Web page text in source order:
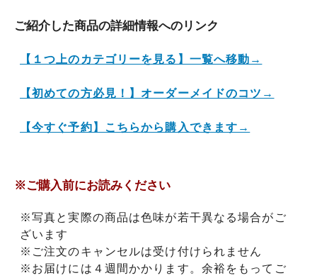
ご紹介した商品の詳細情報へのリンク
【１つ上のカテゴリーを見る】一覧へ移動→
【初めての方必見！】オーダーメイドのコツ→
【今すぐ予約】こちらから購入できます→
※ご購入前にお読みください
※写真と実際の商品は色味が若干異なる場合がご
ざいます
※ご注文のキャンセルは受け付けられません
※お届けには４週間かかります。余裕をもってご